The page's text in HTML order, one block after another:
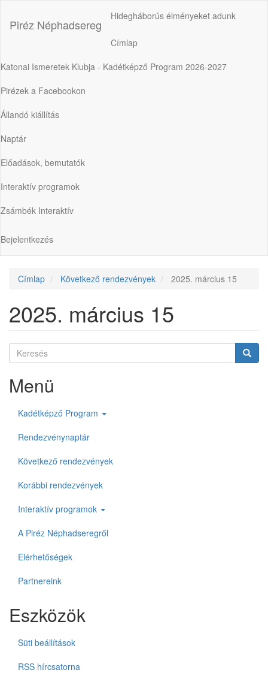
tartalomra
Piréz Néphadsereg
Hidegháborús élményeket adunk
navigáció
Címlap
Katonai Ismeretek Klubja - Kadétképző Program 2026-2027
Pirézek a Facebookon
Állandó kiállítás
Naptár
Előadások, bemutatók
Interaktív programok
Zsámbék Interaktív
Felhasználói
menüje
Bejelentkezés
Címlap Következő rendezvények 2025. március 15
2025. március 15
Keresés
Keresés
Menü
Kadétképző Program
Rendezvénynaptár
Következő rendezvények
Korábbi rendezvények
Interaktív programok
A Piréz Néphadseregről
Elérhetőségek
Partnereink
Eszközök
Süti beállítások
RSS hírcsatorna